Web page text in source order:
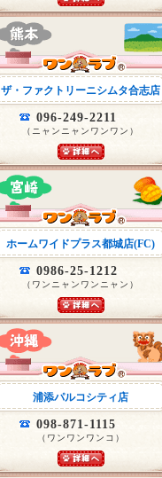
ザ・ファクトリーニシムタ合志店
096-249-2211
（ニャンニャンワンワン）
ホームワイドプラス都城店(FC)
0986-25-1212
（ワンニャンワンニャン）
浦添パルコシティ店
098-871-1115
（ワンワンワンコ）